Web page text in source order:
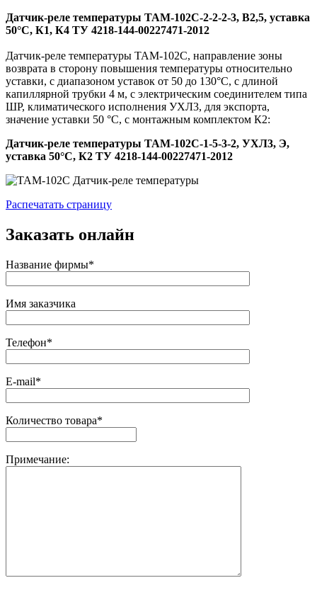
Датчик-реле температуры ТАМ-102С-2-2-2-3, В2,5, уставка
50°С, К1, К4 ТУ 4218-144-00227471-2012
Датчик-реле температуры ТАМ-102С, направление зоны
возврата в сторону повышения температуры относительно
уставки, с диапазоном уставок от 50 до 130°С, с длиной
капиллярной трубки 4 м, с электрическим соединителем типа
ШР, климатического исполнения УХЛ3, для экспорта,
значение уставки 50 °С, с монтажным комплектом К2:
Датчик-реле температуры ТАМ-102С-1-5-3-2, УХЛ3, Э,
уставка 50°С, К2 ТУ 4218-144-00227471-2012
Распечатать страницу
Заказать онлайн
Название фирмы*
Имя заказчика
Телефон*
E-mail*
Количество товара*
Примечание: